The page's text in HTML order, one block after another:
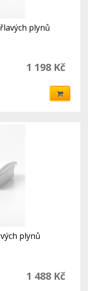
plynů
1 198 Kč
plynů
1 488 Kč